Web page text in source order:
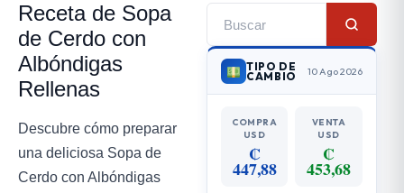
Receta de Sopa
de Cerdo con
Albóndigas
Rellenas
Descubre cómo preparar
una deliciosa Sopa de
Cerdo con Albóndigas
TIPO DE
CAMBIO 10 Ago 2026
COMPRA
USD
₡
447,88
VENTA
USD
₡
453,68